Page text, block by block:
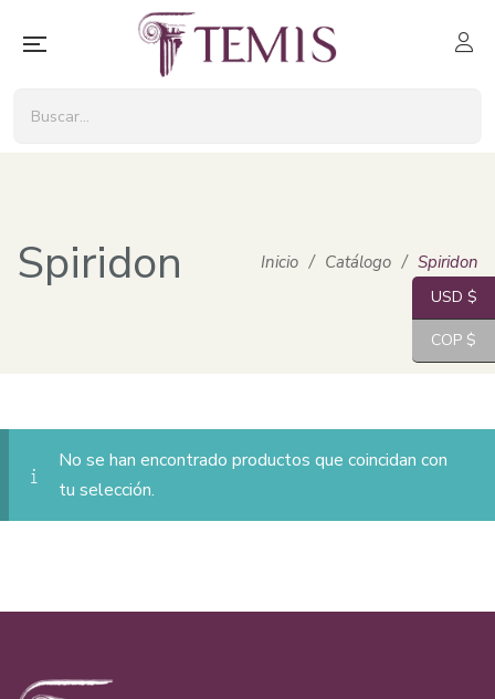
Spiridon Inicio / Catálogo / Spiridon
No se han encontrado productos que coincidan con
tu selección.
USD $
COP $